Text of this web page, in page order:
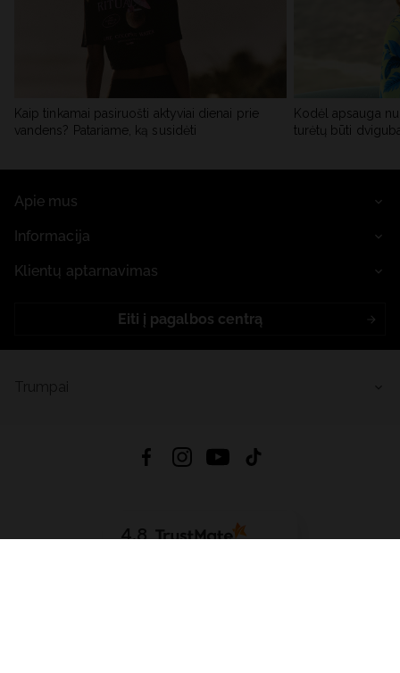
Kaip tinkamai pasiruošti aktyviai dienai prie
vandens? Patariame, ką susidėti
Kodėl apsauga
turėtų būti
Apie mus
Informacija
Klientų aptarnavimas
Eiti į pagalbos centrą
4.8